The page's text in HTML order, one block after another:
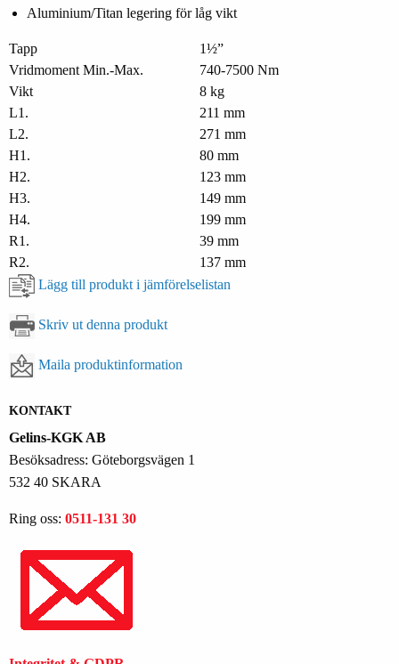
Aluminium/Titan legering för låg vikt
Tapp
1½”
Vridmoment Min.-Max.
740-7500 Nm
Vikt
8 kg
L1.
211 mm
L2.
271 mm
H1.
80 mm
H2.
123 mm
H3.
149 mm
H4.
199 mm
R1.
39 mm
R2.
137 mm
Lägg till produkt i jämförelselistan
Skriv ut denna produkt
Maila produktinformation
KONTAKT
Gelins-KGK AB
Besöksadress: Göteborgsvägen 1
532 40 SKARA
Ring oss: 0511-131 30